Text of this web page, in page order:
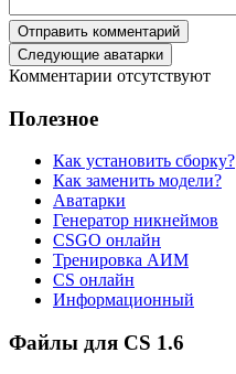
Отправить комментарий
Следующие аватарки
Комментарии отсутствуют
Полезное
Как установить сборку?
Как заменить модели?
Аватарки
Генератор никнеймов
CSGO онлайн
Тренировка АИМ
CS онлайн
Информационный
Файлы для CS 1.6